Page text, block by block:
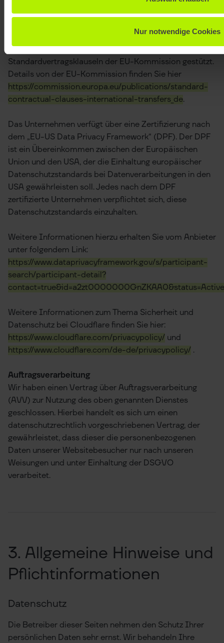
Nur notwendige Cookies
und sicheren Bereitstellung unseres Webangebotes
Die Datenübertragung in die USA wird auf die
Standardvertragsklauseln der EU-Kommission gestützt.
Details von der EU-Kommission finden Sie hier
https://commission.europa.eu/publications/standard-
contractual-clauses-international-transfers_de.
Das Unternehmen verfügt über eine Zertifizierung nach
dem „EU-US Data Privacy Framework“ (DPF). Der DPF
ist ein Übereinkommen zwischen der Europäischen
Union und den USA, der die Einhaltung europäischer
Datenschutzstandards bei Datenverarbeitungen in den
USA gewährleisten soll. Jedes nach dem DPF
zertifizierte Unternehmen verpflichtet sich, diese
Datenschutzstandards einzuhalten.
Weitere Informationen hierzu erhalten Sie vom Anbieter
unter folgendem Link:
https://www.dataprivacyframework.gov/s/participant-
search/participant-detail?
contact=true&id=a2zt0000000GnZKAA0&status=Active
Weitere Informationen zum Thema Sicherheit und
Datenschutz bei Cloudflare finden Sie hier:
https://www.cloudflare.com/privacypolicy/ und
https://www.cloudflare.com/de-de/privacypolicy/ .
Auftragsverarbeitung
Wir haben einen Vertrag über Auftragsverarbeitung
(AVV) zur Nutzung des oben genannten Dienstes
geschlossen. Hierbei handelt es sich um einen
datenschutzrechtlich vorgeschriebenen Vertrag, der
gewährleistet, dass dieser die personenbezogenen
Daten unserer Websitebesucher nur nach unseren
Weisungen und unter Einhaltung der DSGVO
verarbeitet.
3. Allgemeine Hinweise und
Pflicht­informationen
Datenschutz
Die Betreiber dieser Seiten nehmen den Schutz Ihrer
persönlichen Daten sehr ernst. Wir behandeln Ihre